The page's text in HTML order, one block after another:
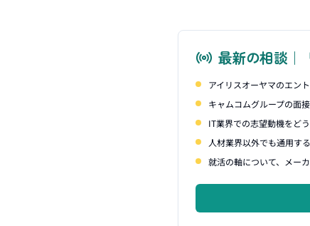
最新の相談｜
アイリスオーヤマのエン
キャムコムグループの面
IT業界での志望動機をど
人材業界以外でも通用す
就活の軸について、メー